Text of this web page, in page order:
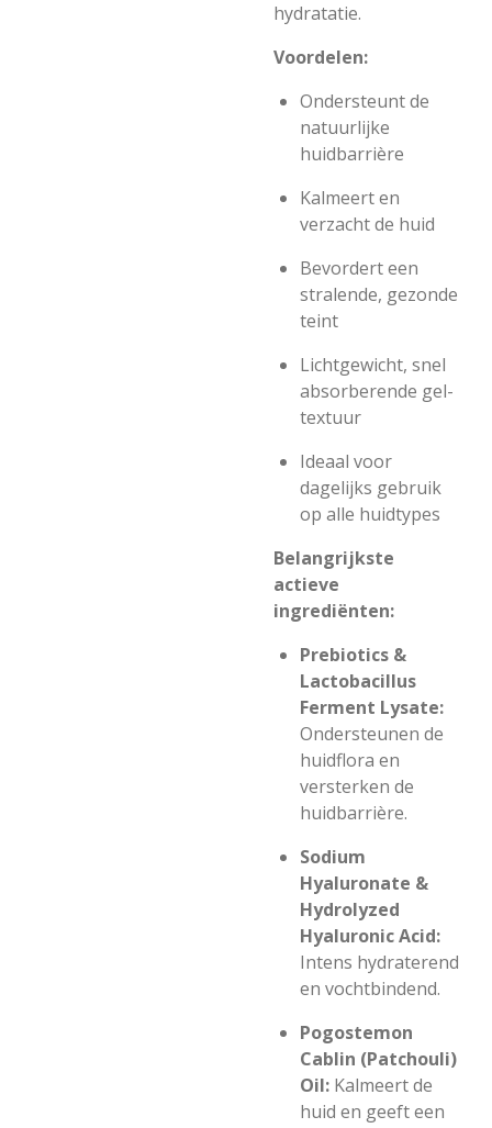
hydratatie.
Voordelen:
Ondersteunt de
natuurlijke
huidbarrière
Kalmeert en
verzacht de huid
Bevordert een
stralende, gezonde
teint
Lichtgewicht, snel
absorberende gel-
textuur
Ideaal voor
dagelijks gebruik
op alle huidtypes
Belangrijkste
actieve
ingrediënten:
Prebiotics &
Lactobacillus
Ferment Lysate:
Ondersteunen de
huidflora en
versterken de
huidbarrière.
Sodium
Hyaluronate &
Hydrolyzed
Hyaluronic Acid:
Intens hydraterend
en vochtbindend.
Pogostemon
Cablin (Patchouli)
Oil: Kalmeert de
huid en geeft een